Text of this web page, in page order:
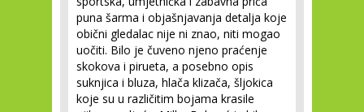
puna šarma i objašnjavanja detalja koje
obični gledalac nije ni znao, niti mogao
uočiti. Bilo je čuveno njeno praćenje
skokova i pirueta, a posebno opis
suknjica i bluza, hlača klizača, šljokica
koje su u različitim bojama krasile